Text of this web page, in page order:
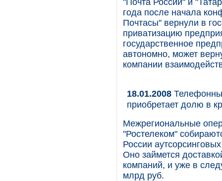
"Почта России" и
года после начала
Почтасы" вернули в
приватизацию
государственное
автономно, может
компании
18.01.2008
приобретает долю в
Межрегиональные
"Ростелеком"
России
Оно займется
компаний, и уже в
млрд руб.